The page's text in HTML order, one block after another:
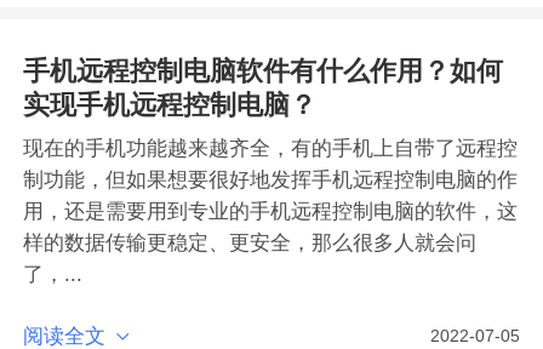
手机远程控制电脑软件有什么作用？如何
实现手机远程控制电脑？
现在的手机功能越来越齐全，有的手机上自带了远程控
制功能，但如果想要很好地发挥手机远程控制电脑的作
用，还是需要用到专业的手机远程控制电脑的软件，这
样的数据传输更稳定、更安全，那么很多人就会问
了，...
2022-07-05
阅读全文 